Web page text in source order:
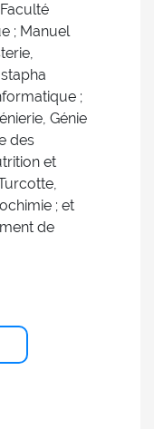
; Manuel
;
Génie
des
et
; et
de